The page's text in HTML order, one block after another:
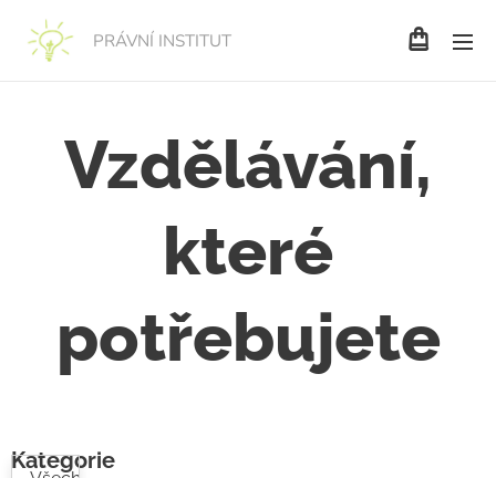
PRÁVNÍ INSTITUT
Vzdělávání,
které
potřebujete
Kategorie